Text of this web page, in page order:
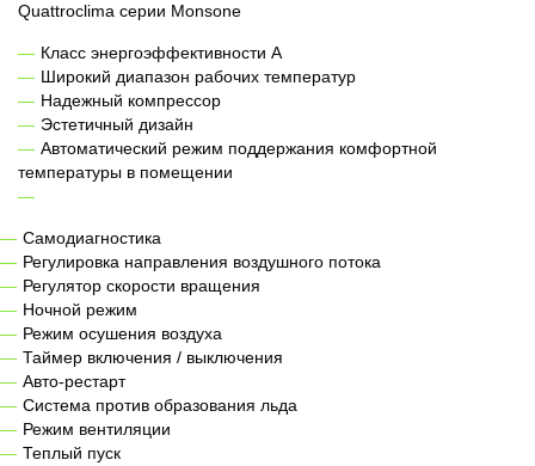
Quattroclima серии Monsone
Класс энергоэффективности А
Широкий диапазон рабочих температур
Надежный компрессор
Эстетичный дизайн
Автоматический режим поддержания комфортной
температуры в помещении
Самодиагностика
Регулировка направления воздушного потока
Регулятор скорости вращения
Ночной режим
Режим осушения воздуха
Таймер включения / выключения
Авто-рестарт
Система против образования льда
Режим вентиляции
Теплый пуск